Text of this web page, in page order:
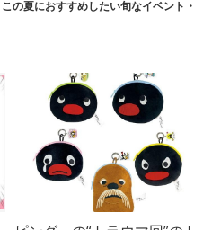
の夏におすすめしたい旬なイベント・